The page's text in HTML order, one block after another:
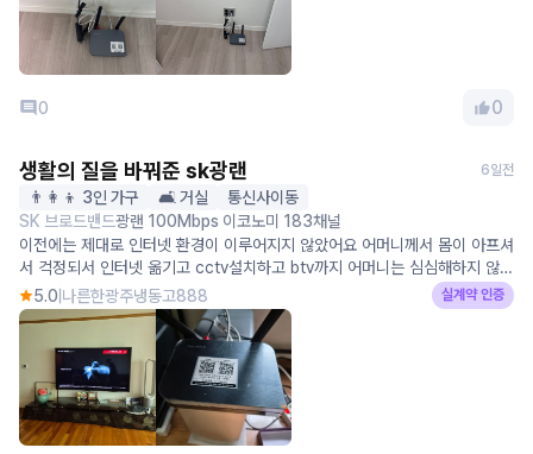
0 0
생활의 질을 바꿔준 sk광랜 6일전
👨‍👩‍👦 3인 가구 🛋️ 거실
통신사이동
SK 브로드밴드광랜 100Mbps 이코노미 183채널
이전에는 제대로 인터넷 환경이 이루어지지 않았어요 어머니께서 몸이 아프셔
서 걱정되서 인터넷 옮기고 cctv설치하고 btv까지 어머니는 심심해하지 않으
시고 전 안심되고 진작설치할걸 했네요
5.0 나른한광주냉동고888 실계약 인증